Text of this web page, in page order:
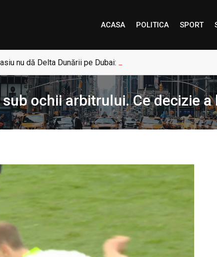
ACASA POLITICA SPORT
nu dă Delta Dunării pe Dubai: „Uneori, Paradisul este mai
ochii arbitrului. Ce decizie a